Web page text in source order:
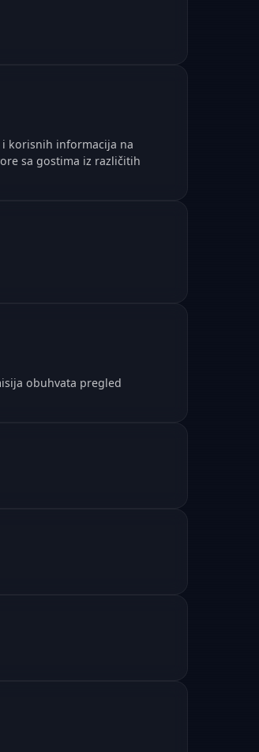
korisnih informacija na
sa gostima iz različitih
obuhvata pregled